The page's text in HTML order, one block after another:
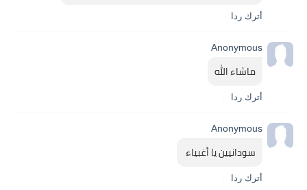
أترك ردا
Anonymous
ماشاء الله
أترك ردا
Anonymous
سودانيين يا أغبياء
أترك ردا